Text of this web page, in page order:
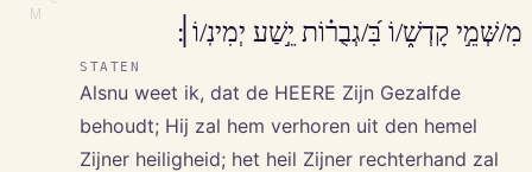
M
מִ/שְּׁמֵ֣י קָדְשׁ֑/וֹ בִּ֝/גְבֻר֗וֹת יֵ֣שַׁע יְמִינֽ/וֹ׀׃
STATEN
Alsnu weet ik, dat de HEERE Zijn Gezalfde
behoudt; Hij zal hem verhoren uit den hemel
Zijner heiligheid; het heil Zijner rechterhand zal